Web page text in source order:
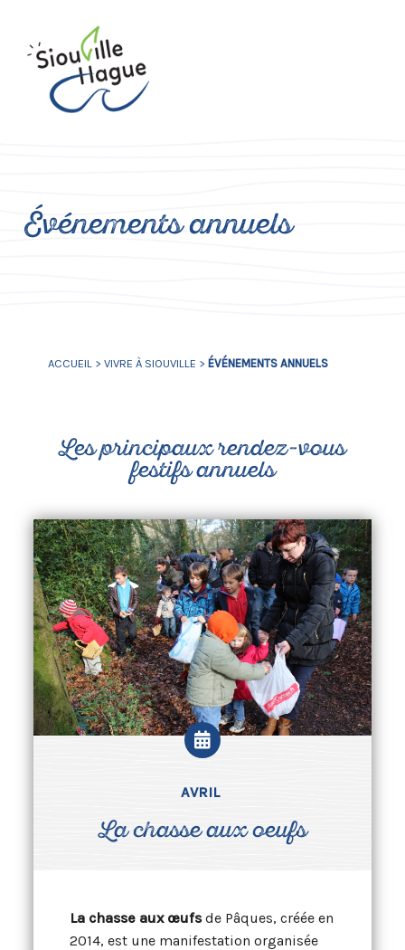
Événements annuels
ACCUEIL > VIVRE À SIOUVILLE > ÉVÉNEMENTS ANNUELS
Les principaux rendez-vous
festifs annuels
AVRIL
La chasse aux oeufs
La chasse aux œufsde Pâques, créée en
2014, est une manifestation organisée